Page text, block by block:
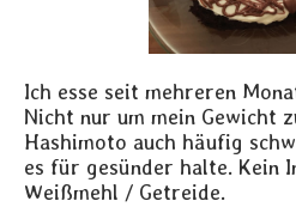
Ich esse seit mehreren
Nicht nur um mein Gewicht
Hashimoto auch häufig
es für gesünder halte. Kein
Weißmehl / Getreide.